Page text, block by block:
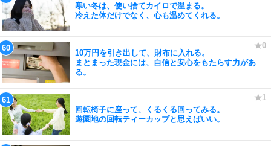
寒い冬は、使い捨てカイロで温まる。
冷えた体だけでなく、心も温めてくれる。
10万円を引き出して、財布に入れる。
まとまった現金には、自信と安心をもたらす力があ
る。
回転椅子に座って、くるくる回ってみる。
遊園地の回転ティーカップと思えばいい。